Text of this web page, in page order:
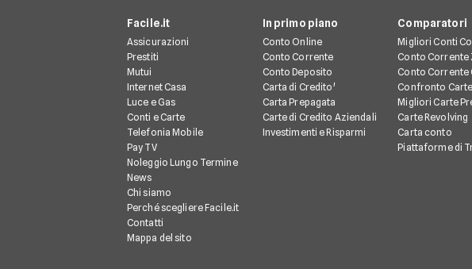
Facile.it
Assicurazioni
Prestiti
Mutui
Internet Casa
Luce e Gas
Conti e Carte
Telefonia Mobile
Pay TV
Noleggio Lungo Termine
News
Chi siamo
Perché scegliere Facile.it
Contatti
Mappa del sito
In primo piano
Conto Online
Conto Corrente
Conto Deposito
Carta di Credito'
Carta Prepagata
Carte di Credito Aziendali
Investimenti e Risparmi
Comparatori
Migliori Conti
Conto Corrente
Conto Corrente
Confronto
Migliori Carte
Carte Revolving
Carta conto
Piattaforme di